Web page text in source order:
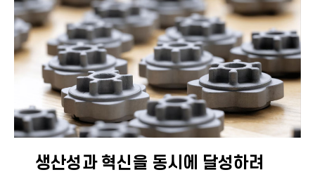
생산성과 혁신을 동시에 달성하려